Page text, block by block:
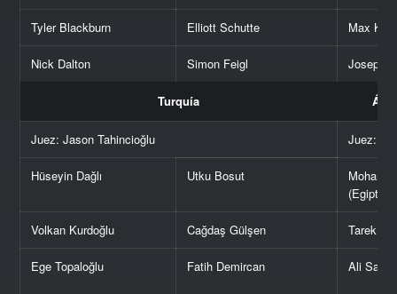
Tyler Blackburn Elliott Schutte Max King
Nick Dalton Simon Feigl Joseph
Turquía
Juez: Jason Tahincioğlu Juez:
Hüseyin Dağlı Utku Bosut
(Egipto)
Volkan Kurdoğlu Cağdaş Gülşen Tarek
Ege Topaloğlu Fatih Demircan Ali